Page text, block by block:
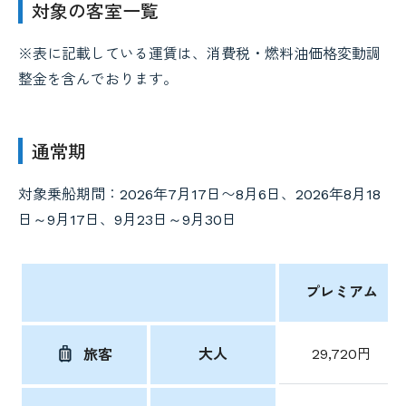
対象の客室一覧
※表に記載している運賃は、消費税・燃料油価格変動調
整金を含んでおります。
通常期
対象乗船期間：2026年7月17日〜8月6日、2026年8月18
日～9月17日、9月23日～9月30日
プレミアム
旅客 大人 29,720円